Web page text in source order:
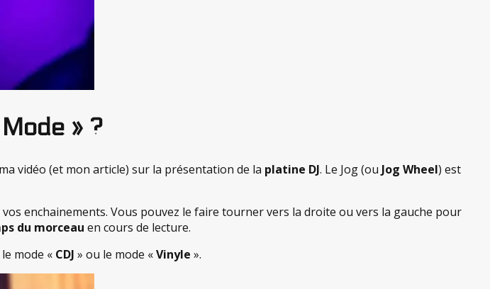
» ?
vidéo (et mon article) sur la présentation de la platine DJ. Le Jog (ou Jog Wheel) est
enchainements. Vous pouvez le faire tourner vers la droite ou vers la gauche pour
du morceau en cours de lecture.
mode « CDJ » ou le mode «Vinyle ».